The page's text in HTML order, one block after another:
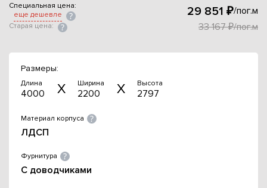
Специальная цена:
еще дешевле
29 851 ₽/пог.м
Старая цена: 33 167 ₽/пог.м
Размеры:
Длина
4000
Ширина
2200
Высота
2797
Материал корпуса
ЛДСП
Фурнитура
С доводчиками